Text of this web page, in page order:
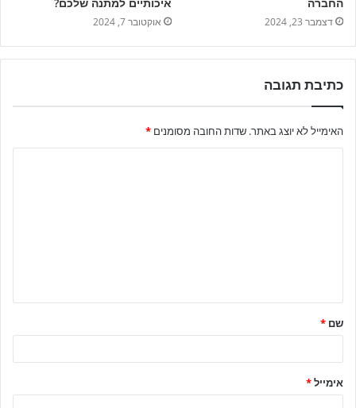
דצמבר 23, 2024 אוקטובר 7, 2024
כתיבת תגובה
האימייל לא יוצג באתר. שדות החובה מסומנים *
שם *
אימייל*